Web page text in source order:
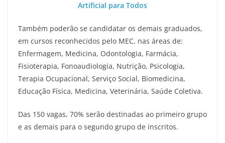
Artificial para Todos
Também poderão se candidatar os demais graduados,
em cursos reconhecidos pelo MEC, nas áreas de:
Enfermagem, Medicina, Odontologia, Farmácia,
Fisioterapia, Fonoaudiologia, Nutrição, Psicologia,
Terapia Ocupacional, Serviço Social, Biomedicina,
Educação Física, Medicina, Veterinária, Saúde Coletiva.
Das 150 vagas, 70% serão destinadas ao primeiro grupo
e as demais para o segundo grupo de inscritos.